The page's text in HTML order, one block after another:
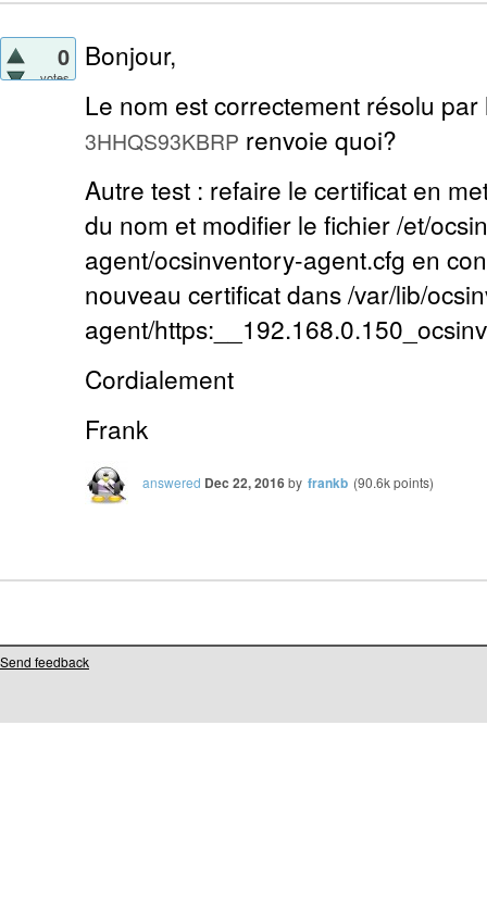
0
votes
Bonjour,
Le nom est correctement résolu
3HHQS93KBRP renvoie quoi?
Autre test : refaire le certificat en
du nom et modifier le fichier /et/
agent/ocsinventory-agent.cfg en
nouveau certificat dans /var/lib/
agent/
Cordialement
Frank
answered Dec 22, 2016by frankb (90.6kpoints)
Send feedback